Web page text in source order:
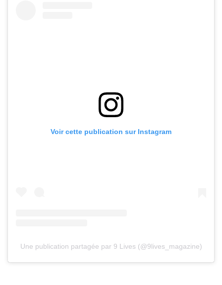
Voir cette publication sur Instagram
Une publication partagée par 9 Lives (@9lives_magazine)